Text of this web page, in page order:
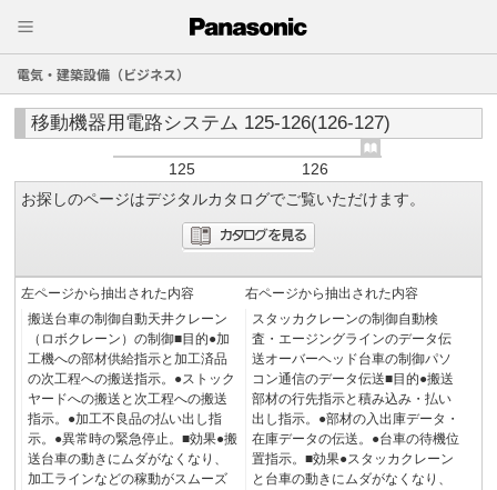
電気・建築設備（ビジネス）
移動機器用電路システム 125-126(126-127)
125
126
お探しのページはデジタルカタログでご覧いただけます。
左ページから抽出された内容
搬送台車の制御自動天井クレーン
（ロボクレーン）の制御■目的●加
工機への部材供給指示と加工済品
の次工程への搬送指示。●ストック
ヤードへの搬送と次工程への搬送
指示。●加工不良品の払い出し指
示。●異常時の緊急停止。■効果●搬
送台車の動きにムダがなくなり、
加工ラインなどの稼動がスムーズ
右ページから抽出された内容
スタッカクレーンの制御自動検
査・エージングラインのデータ伝
送オーバーヘッド台車の制御パソ
コン通信のデータ伝送■目的●搬送
部材の行先指示と積み込み・払い
出し指示。●部材の入出庫データ・
在庫データの伝送。●台車の待機位
置指示。■効果●スタッカクレーン
と台車の動きにムダがなくなり、